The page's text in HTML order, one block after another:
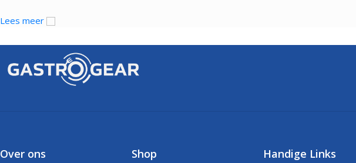
Lees meer
Over ons Shop Handige Links